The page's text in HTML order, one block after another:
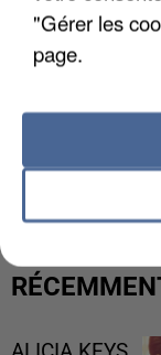
L’UN DES
MAFIA
"Gérer les
page.